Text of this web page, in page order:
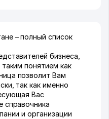
– полный список
бизнеса,
понятием как
позволит Вам
так как именно
Вас
справочника
и организации